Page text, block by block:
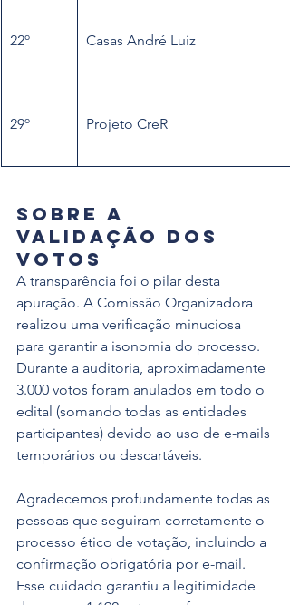
22º Casas André Luiz
29º Projeto CreR
Sobre a
validação dos
votos
A transparência foi o pilar desta
apuração. A Comissão Organizadora
realizou uma verificação minuciosa
para garantir a isonomia do processo.
Durante a auditoria, aproximadamente
3.000 votos foram anulados em todo o
edital (somando todas as entidades
participantes) devido ao uso de e-mails
temporários ou descartáveis.
Agradecemos profundamente todas as
pessoas que seguiram corretamente o
processo ético de votação, incluindo a
confirmação obrigatória por e-mail.
Esse cuidado garantiu a legitimidade